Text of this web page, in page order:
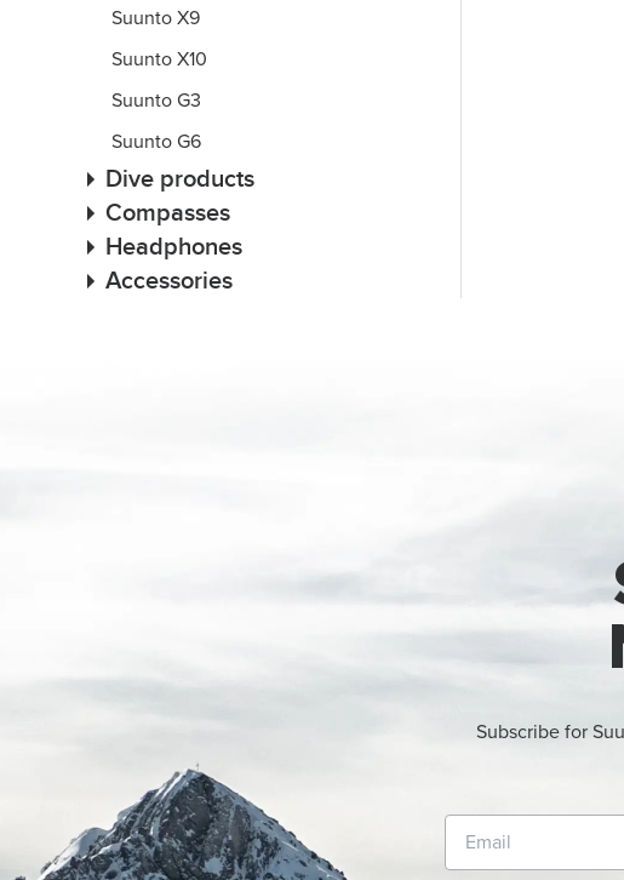
Suunto X9
Suunto X10
Suunto G3
Suunto G6
Dive products
Compasses
Headphones
Accessories
Subscribe for